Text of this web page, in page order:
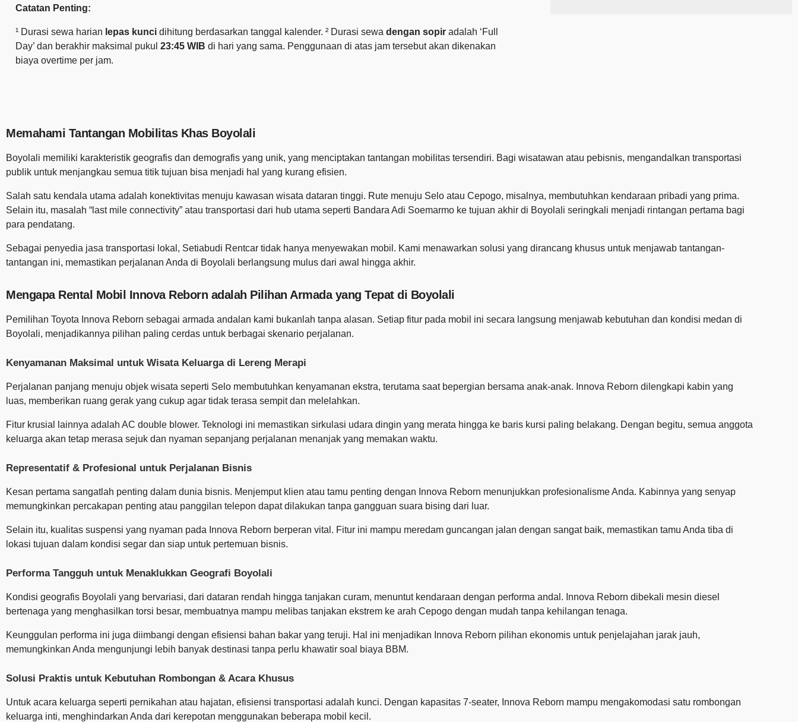
Catatan Penting:
¹ Durasi sewa harian lepas kunci dihitung berdasarkan tanggal kalender. ² Durasi sewa dengan sopir adalah ‘Full
Day’ dan berakhir maksimal pukul 23:45 WIB di hari yang sama. Penggunaan di atas jam tersebut akan dikenakan
biaya overtime per jam.
Memahami Tantangan Mobilitas Khas Boyolali
Boyolali memiliki karakteristik geografis dan demografis yang unik, yang menciptakan tantangan mobilitas tersendiri. Bagi wisatawan atau pebisnis, mengandalkan transportasi
publik untuk menjangkau semua titik tujuan bisa menjadi hal yang kurang efisien.
Salah satu kendala utama adalah konektivitas menuju kawasan wisata dataran tinggi. Rute menuju Selo atau Cepogo, misalnya, membutuhkan kendaraan pribadi yang prima.
Selain itu, masalah “last mile connectivity” atau transportasi dari hub utama seperti Bandara Adi Soemarmo ke tujuan akhir di Boyolali seringkali menjadi rintangan pertama bagi
para pendatang.
Sebagai penyedia jasa transportasi lokal, Setiabudi Rentcar tidak hanya menyewakan mobil. Kami menawarkan solusi yang dirancang khusus untuk menjawab tantangan-
tantangan ini, memastikan perjalanan Anda di Boyolali berlangsung mulus dari awal hingga akhir.
Mengapa Rental Mobil Innova Reborn adalah Pilihan Armada yang Tepat di Boyolali
Pemilihan Toyota Innova Reborn sebagai armada andalan kami bukanlah tanpa alasan. Setiap fitur pada mobil ini secara langsung menjawab kebutuhan dan kondisi medan di
Boyolali, menjadikannya pilihan paling cerdas untuk berbagai skenario perjalanan.
Kenyamanan Maksimal untuk Wisata Keluarga di Lereng Merapi
Perjalanan panjang menuju objek wisata seperti Selo membutuhkan kenyamanan ekstra, terutama saat bepergian bersama anak-anak. Innova Reborn dilengkapi kabin yang
luas, memberikan ruang gerak yang cukup agar tidak terasa sempit dan melelahkan.
Fitur krusial lainnya adalah AC double blower. Teknologi ini memastikan sirkulasi udara dingin yang merata hingga ke baris kursi paling belakang. Dengan begitu, semua anggota
keluarga akan tetap merasa sejuk dan nyaman sepanjang perjalanan menanjak yang memakan waktu.
Representatif & Profesional untuk Perjalanan Bisnis
Kesan pertama sangatlah penting dalam dunia bisnis. Menjemput klien atau tamu penting dengan Innova Reborn menunjukkan profesionalisme Anda. Kabinnya yang senyap
memungkinkan percakapan penting atau panggilan telepon dapat dilakukan tanpa gangguan suara bising dari luar.
Selain itu, kualitas suspensi yang nyaman pada Innova Reborn berperan vital. Fitur ini mampu meredam guncangan jalan dengan sangat baik, memastikan tamu Anda tiba di
lokasi tujuan dalam kondisi segar dan siap untuk pertemuan bisnis.
Performa Tangguh untuk Menaklukkan Geografi Boyolali
Kondisi geografis Boyolali yang bervariasi, dari dataran rendah hingga tanjakan curam, menuntut kendaraan dengan performa andal. Innova Reborn dibekali mesin diesel
bertenaga yang menghasilkan torsi besar, membuatnya mampu melibas tanjakan ekstrem ke arah Cepogo dengan mudah tanpa kehilangan tenaga.
Keunggulan performa ini juga diimbangi dengan efisiensi bahan bakar yang teruji. Hal ini menjadikan Innova Reborn pilihan ekonomis untuk penjelajahan jarak jauh,
memungkinkan Anda mengunjungi lebih banyak destinasi tanpa perlu khawatir soal biaya BBM.
Solusi Praktis untuk Kebutuhan Rombongan & Acara Khusus
Untuk acara keluarga seperti pernikahan atau hajatan, efisiensi transportasi adalah kunci. Dengan kapasitas 7-seater, Innova Reborn mampu mengakomodasi satu rombongan
keluarga inti, menghindarkan Anda dari kerepotan menggunakan beberapa mobil kecil.